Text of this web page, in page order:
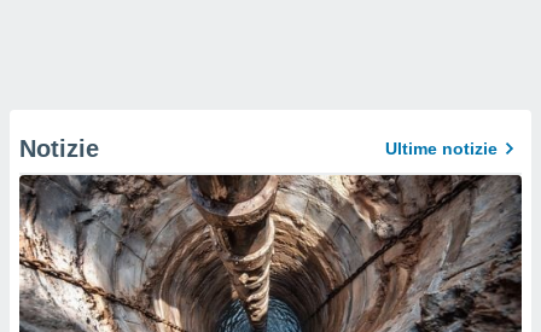
Notizie Ultime notizie